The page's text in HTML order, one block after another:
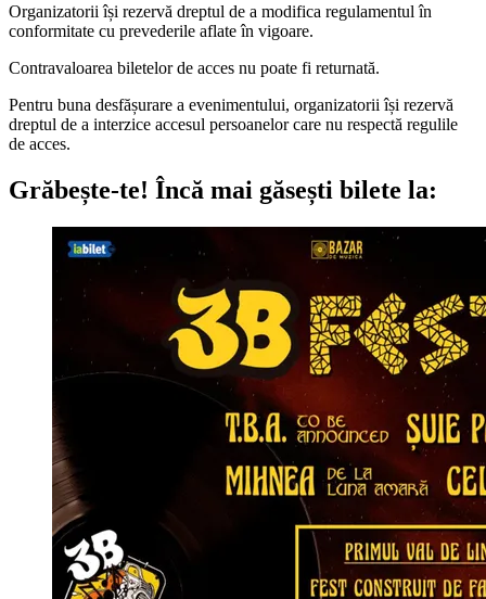
Organizatorii își rezervă dreptul de a modifica regulamentul în
conformitate cu prevederile aflate în vigoare.
Contravaloarea biletelor de acces nu poate fi returnată.
Pentru buna desfășurare a evenimentului, organizatorii își rezervă
dreptul de a interzice accesul persoanelor care nu respectă regulile
de acces.
Grăbește-te! Încă mai găsești bilete la: